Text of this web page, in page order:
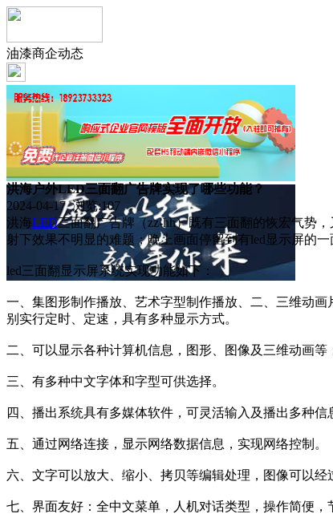
油漆商企动态
洪海户外LED三面翻广告牌实现了哪些功能？
2024-04-17 浏览:107
洪海LED三面翻广告牌（zz-hh）既有三面翻的恢宏气势
射下效果不明显的难题；晚上画面停留到有led显示屏的
led三面翻显示屏系统实现功能如下：
一、集图形制作播放、艺术字型制作播放、二、三维动
别实行定时、定速，具有多种显示方式。
二、可以显示各种计算机信息，图形、图像及三维动画
三、有多种中文字体和字型可供选择。
四、播出系统具有多媒体软件，可灵活输入及播出多种信
五、通过网络连接，显示网络数据信息，实现网络控制。
六、文字可以放大、缩小、拷贝等编辑处理，图像可以
七、界面友好：全中文菜单，人机对话类型，操作简便，